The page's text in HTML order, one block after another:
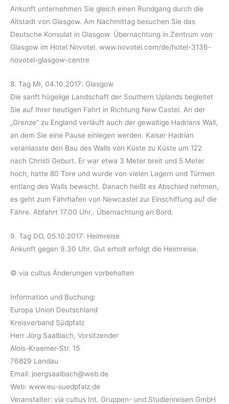
Ankunft unternehmen Sie gleich einen Rundgang durch die
Altstadt von Glasgow. Am Nachmittag besuchen Sie das
Deutsche Konsulat in Glasgow. Übernachtung in Zentrum von
Glasgow im Hotel Novotel. www.novotel.com/de/hotel-3136-
novotel-glasgow-centre
8. Tag MI, 04.10.2017: Glasgow
Die sanft hügelige Landschaft der Southern Uplands begleitet
Sie auf Ihrer heutigen Fahrt in Richtung New Castel. An der
„Grenze“ zu England verläuft auch der gewaltige Hadrians Wall,
an dem Sie eine Pause einlegen werden. Kaiser Hadrian
veranlasste den Bau des Walls von Küste zu Küste um 122
nach Christi Geburt. Er war etwa 3 Meter breit und 5 Meter
hoch, hatte 80 Tore und wurde von vielen Lagern und Türmen
entlang des Walls bewacht. Danach heißt es Abschied nehmen,
es geht zum Fährhafen von Newcastel zur Einschiffung auf die
Fähre. Abfahrt 17.00 Uhr.. Übernachtung an Bord.
9. Tag DO, 05.10.2017: Heimreise
Ankunft gegen 9.30 Uhr. Gut erholt erfolgt die Heimreise.
© via cultus Änderungen vorbehalten
Information und Buchung:
Europa Union Deutschland
Kreisverband Südpfalz
Herr Jörg Saalbach, Vorsitzender
Alois-Kraemer-Str. 15
76829 Landau
Email: joergsaalbach@web.de
Web: www.eu-suedpfalz.de
Veranstalter: via cultus Int. Gruppen- und Studienreisen GmbH